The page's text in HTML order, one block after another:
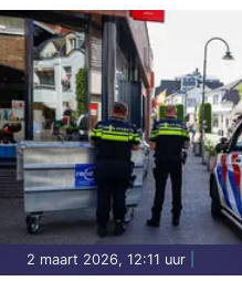
2 maart 2026, 12:11 uur